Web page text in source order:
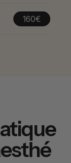
160€